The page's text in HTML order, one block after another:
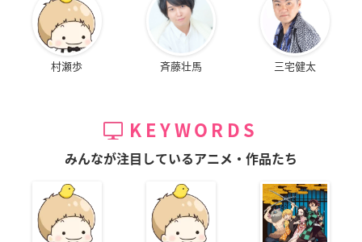
村瀬歩 斉藤壮馬 三宅健太
KEYWORDS
みんなが注目しているアニメ・作品たち